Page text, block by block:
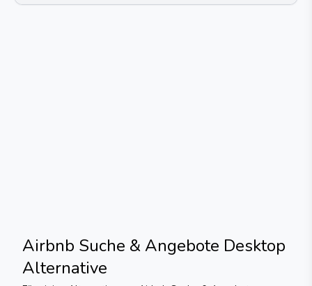
Airbnb Suche & Angebote Desktop
Alternative